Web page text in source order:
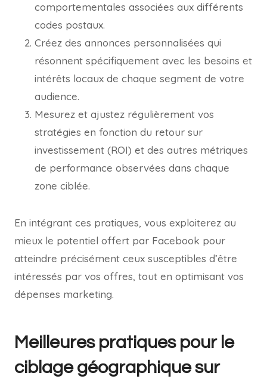
comportementales associées aux différents
codes postaux.
Créez des annonces personnalisées qui
résonnent spécifiquement avec les besoins et
intérêts locaux de chaque segment de votre
audience.
Mesurez et ajustez régulièrement vos
stratégies en fonction du retour sur
investissement (ROI) et des autres métriques
de performance observées dans chaque
zone ciblée.
En intégrant ces pratiques, vous exploiterez au
mieux le potentiel offert par Facebook pour
atteindre précisément ceux susceptibles d’être
intéressés par vos offres, tout en optimisant vos
dépenses marketing.
Meilleures pratiques pour le
ciblage géographique sur